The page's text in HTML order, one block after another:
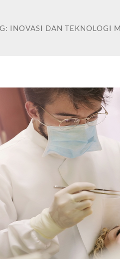
INOVASI DAN TEKNOLOGI